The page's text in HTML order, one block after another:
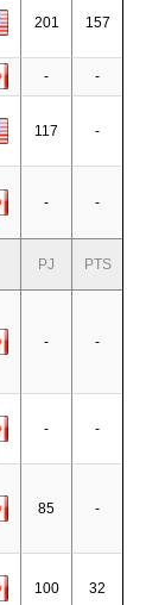
201 157
- -
117 -
- -
PJ PTS
- -
- -
85 -
100 32